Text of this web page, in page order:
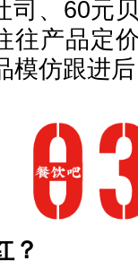
司、60元
往产品定
模仿跟进
？